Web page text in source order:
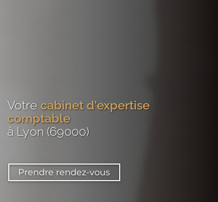
Votre cabinet d'expertise
comptable
à Lyon (69000)
Prendre rendez-vous